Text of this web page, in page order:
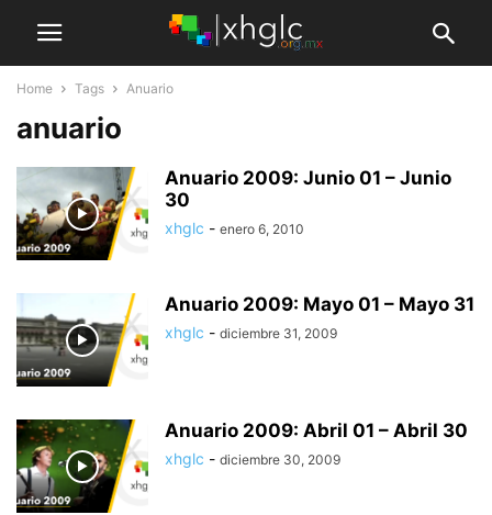
Home Tags Anuario
anuario
Anuario 2009: Junio 01 – Junio
30
xhglc - enero 6, 2010
Anuario 2009: Mayo 01 – Mayo 31
xhglc - diciembre 31, 2009
Anuario 2009: Abril 01 – Abril 30
xhglc - diciembre 30, 2009